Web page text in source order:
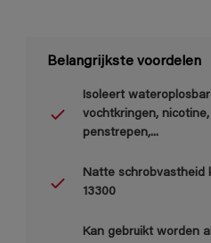
Belangrijkste voordelen
Isoleert
vochtkringen,
penstrepen,...
Natte schrobvastheid
13300
Kan gebruikt worden